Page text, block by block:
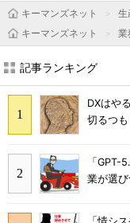
キーマンズネット 生
キーマンズネット
業
記事ランキング
DXはや
切るつ
「GPT-
業が選